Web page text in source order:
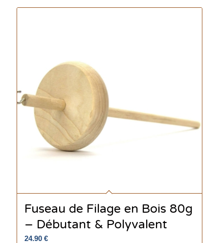
Fuseau de Filage en Bois 80g
– Débutant & Polyvalent
24.90 €